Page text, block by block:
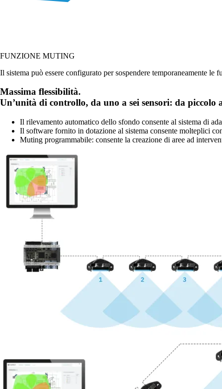
FUNZIONE MUTING
Il sistema può essere configurato per sospendere temporaneamente
Massima flessibilità.
Un’unità di controllo, da uno a sei sensori: da piccolo
Il rilevamento automatico dello sfondo consente al sistema di
Il software fornito in dotazione al sistema consente molteplici
Muting programmabile: consente la creazione di aree ad